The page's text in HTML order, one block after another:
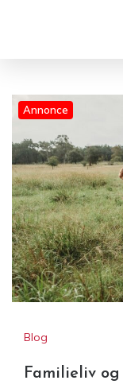
Annonce
Blog
Familieliv